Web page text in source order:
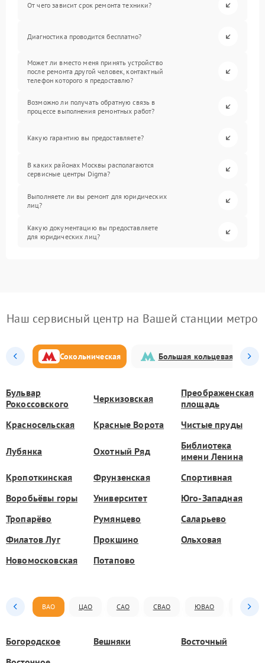
От чего зависит срок ремонта техники?
Диагностика проводится бесплатно?
Может ли вместо меня принять устройство
после ремонта другой человек, контактный
телефон которого я предоставлю?
Возможно ли получать обратную связь в
процессе выполнения ремонтных работ?
Какую гарантию вы предоставляете?
В каких районах Москвы располагаются
сервисные центры Digma?
Выполняете ли вы ремонт для юридических
лиц?
Какую документацию вы предоставляете
для юридических лиц?
Наш сервисный центр на Вашей станции метро
Сокольническая Большая кольцевая
Бульвар
Рокоссовского
Черкизовская
Преображенская
площадь
Красносельская
Красные Ворота Чистые пруды
Лубянка Охотный Ряд
Библиотека
имени Ленина
Кропоткинская
Фрунзенская
Спортивная
Воробьёвы горы
Университет
Юго-Западная
Тропарёво
Румянцево
Саларьево
Филатов Луг
Прокшино
Ольховая
Новомосковская
Потапово
ВАО ЦАО САО СВАО ЮВАО ЮАО
Богородское Вешняки
Восточный